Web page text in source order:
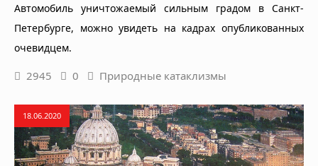
Автомобиль уничтожаемый сильным градом в Санкт-
Петербурге, можно увидеть на кадрах опубликованных
очевидцем.
2945 0 Природные катаклизмы
18.06.2020